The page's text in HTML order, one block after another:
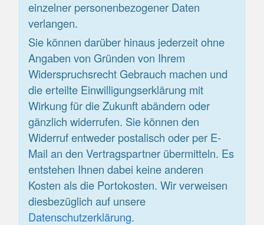
einzelner personenbezogener Daten
verlangen.
Sie können darüber hinaus jederzeit ohne
Angaben von Gründen von Ihrem
Widerspruchsrecht Gebrauch machen und
die erteilte Einwilligungserklärung mit
Wirkung für die Zukunft abändern oder
gänzlich widerrufen. Sie können den
Widerruf entweder postalisch oder per E-
Mail an den Vertragspartner übermitteln. Es
entstehen Ihnen dabei keine anderen
Kosten als die Portokosten. Wir verweisen
diesbezüglich auf unsere
Datenschutzerklärung.